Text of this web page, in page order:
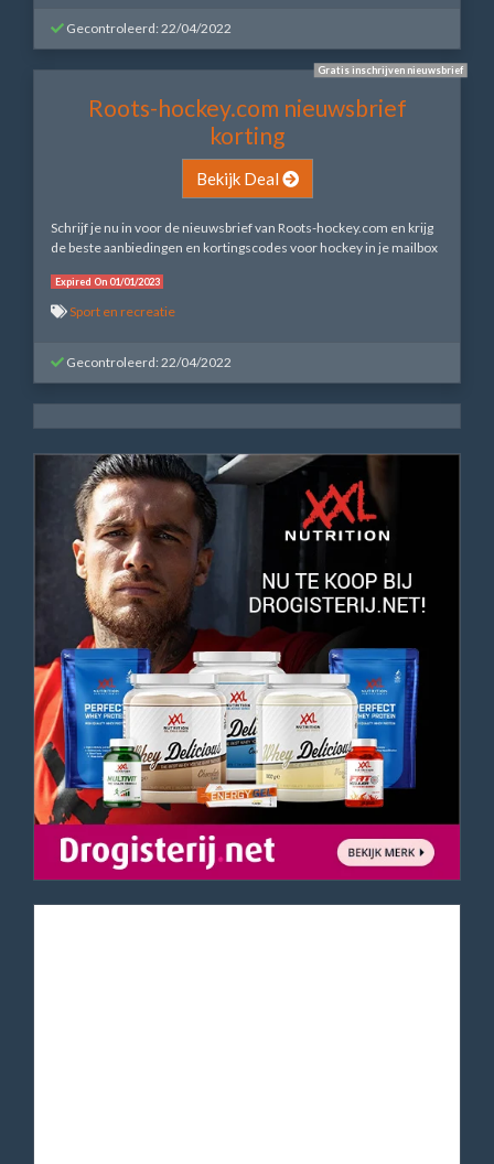
Gecontroleerd: 22/04/2022
Gratis inschrijven nieuwsbrief
Roots-hockey.com nieuwsbrief
korting
Bekijk Deal
Schrijf je nu in voor de nieuwsbrief van Roots-hockey.com en krijg
de beste aanbiedingen en kortingscodes voor hockey in je mailbox
Expired On 01/01/2023
Sport en recreatie
Gecontroleerd: 22/04/2022